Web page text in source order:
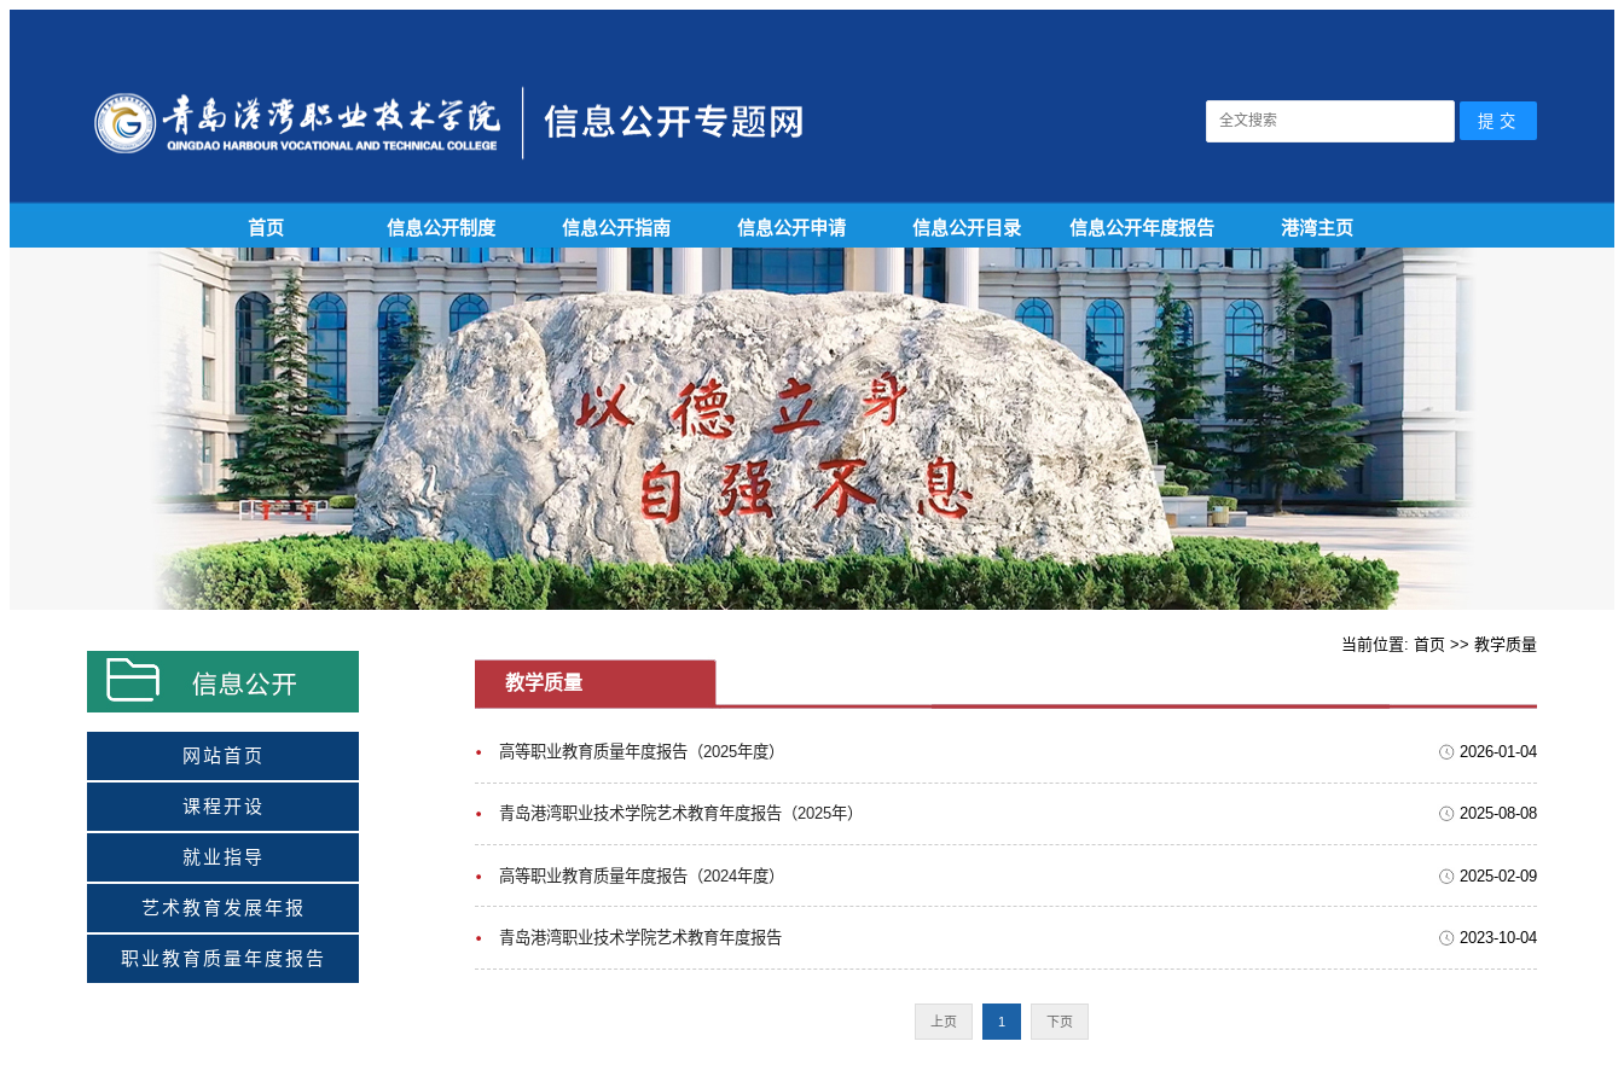
首页 信息公开制度 信息公开指南 信息公开申请 信息公开目录 信息公开年度报告 港湾主页
网站首页
课程开设
就业指导
艺术教育发展年报
职业教育质量年度报告
当前位置: 首页 >> 教学质量
教学质量
高等职业教育质量年度报告（2025年度） 2026-01-04
青岛港湾职业技术学院艺术教育年度报告（2025年） 2025-08-08
高等职业教育质量年度报告（2024年度） 2025-02-09
青岛港湾职业技术学院艺术教育年度报告 2023-10-04
上页 1 下页